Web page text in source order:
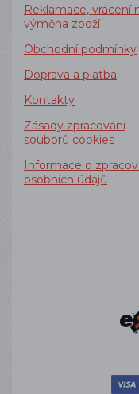
Reklamace, vrácení
výměna zboží
Obchodní podmínky
Doprava a platba
Kontakty
Zásady zpracování
souborů cookies
Informace o
osobních údajů